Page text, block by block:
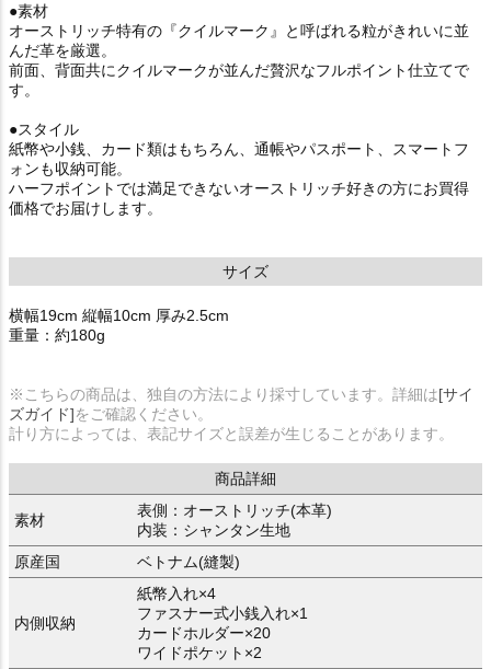
●素材
オーストリッチ特有の『クイルマーク』と呼ばれる粒がきれいに並
んだ革を厳選。
前面、背面共にクイルマークが並んだ贅沢なフルポイント仕立てで
す。
●スタイル
紙幣や小銭、カード類はもちろん、通帳やパスポート、スマートフ
ォンも収納可能。
ハーフポイントでは満足できないオーストリッチ好きの方にお買得
価格でお届けします。
サイズ
横幅19cm 縦幅10cm 厚み2.5cm
重量：約180g
※こちらの商品は、独自の方法により採寸しています。詳細は[サイ
ズガイド]をご確認ください。
計り方によっては、表記サイズと誤差が生じることがあります。
商品詳細
素材
表側：オーストリッチ(本革)
内装：シャンタン生地
原産国
ベトナム(縫製)
内側収納
紙幣入れ×4
ファスナー式小銭入れ×1
カードホルダー×20
ワイドポケット×2